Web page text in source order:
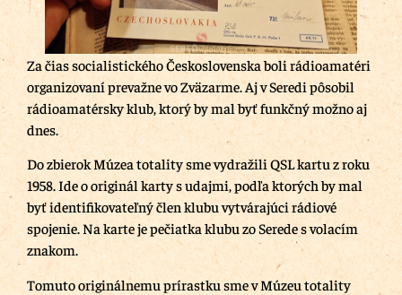
Za čias socialistického Československa boli rádioamatéri
organizovaní prevažne vo Zväzarme. Aj v Seredi pôsobil
rádioamatérsky klub, ktorý by mal byť funkčný možno aj
dnes.
Do zbierok Múzea totality sme vydražili QSL kartu z roku
1958. Ide o originál karty s udajmi, podľa ktorých by mal
byť identifikovateľný člen klubu vytvárajúci rádiové
spojenie. Na karte je pečiatka klubu zo Serede s volacím
znakom.
Tomuto originálnemu prírastku sme v Múzeu totality